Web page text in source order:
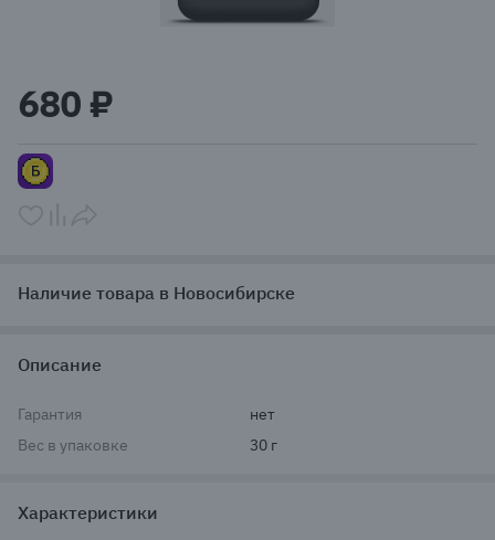
of
1
680 ₽
Наличие товара в Новосибирске
Описание
Гарантия
нет
Вес в упаковке
30 г
Характеристики